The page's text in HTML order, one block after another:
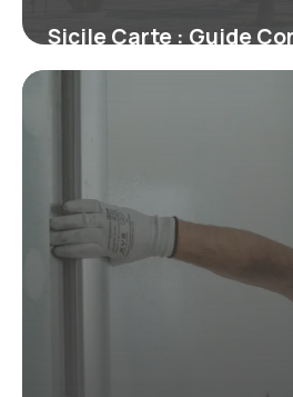
Sicile Carte : Guide
l’Île